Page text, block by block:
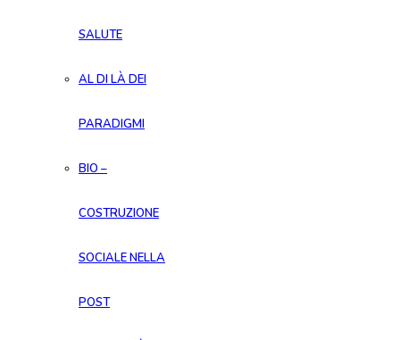
SALUTE
AL DI LÀ DEI
PARADIGMI
BIO –
COSTRUZIONE
SOCIALE NELLA
POST